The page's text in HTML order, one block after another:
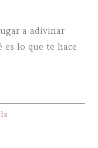
a adivinar
es lo que te hace